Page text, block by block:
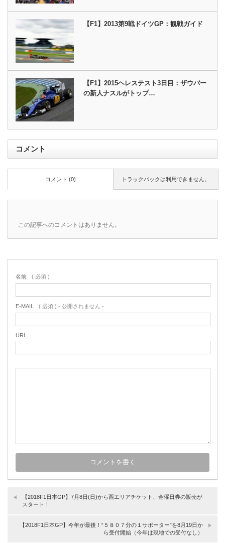
【F1】2013第9戦ドイツGP：観戦ガイド
【F1】2015ヘレステスト3日目：ザウバー
の新人ナスルがトップ…
コメント
トラックバックは利用できません。
コメント (0)
この記事へのコメントはありません。
名前 ( 必須 )
E-MAIL ( 必須 ) - 公開されません -
URL
【2018F1日本GP】7月8日(日)から西エリアチケット、金曜日券の販売が
スタート！
【2018F1日本GP】今年が最後！“５８０７分の１サポーター”を8月19日か
ら受付開始（今年は現地での受付なし）